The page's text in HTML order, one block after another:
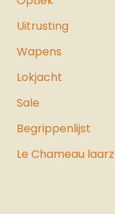
naar een
constructie,
.50Gewicht:
Uitrusting
Wapens
Lokjacht
Sale
Begrippenlijst
Le Chameau